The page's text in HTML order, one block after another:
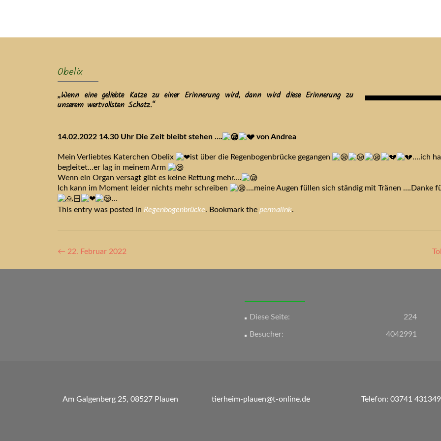
Obelix
„Wenn eine geliebte Katze zu einer Erinnerung wird, dann wird diese Erinnerung zu
unserem wertvollsten Schatz.“
14.02.2022 14.30 Uhr Die Zeit bleibt stehen …. von Andrea
Mein Verliebtes Katerchen Obelix ist über die Regenbogenbrücke gegangen
….ich
begleitet…er lag in meinem Arm
Wenn ein Organ versagt gibt es keine Rettung mehr….
Ich kann im Moment leider nichts mehr schreiben
….meine Augen füllen sich ständig mit Tränen ….Danke
…
This entry was posted in Regenbogenbrücke. Bookmark the permalink.
Artikel-
Navigation
← 22. Februar 2022
224
Diese Seite:
4042991
Besucher:
Am Galgenberg 25, 08527 Plauen tierheim-plauen@t-online.de Telefon: 03741 431349